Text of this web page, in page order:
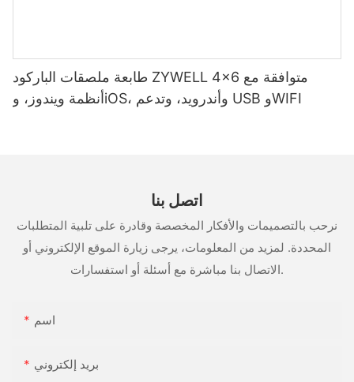
طابعة ملصقات الباركود ZYWELL 4x6 متوافقة مع
أنظمة ويندوز، وiOS، وأندرويد، وتدعم USB وWIFI
اتصل بنا
نرحب بالتصميمات والأفكار المخصصة وقادرة على تلبية المتطلبات
المحددة. لمزيد من المعلومات، يرجى زيارة الموقع الإلكتروني أو
الاتصال بنا مباشرة مع أسئلة أو استفسارات.
اسم
بريد إلكتروني